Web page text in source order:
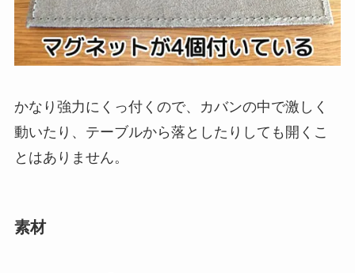
かなり強力にくっ付くので、カバンの中で激しく
動いたり、テーブルから落としたりしても開くこ
とはありません。
素材